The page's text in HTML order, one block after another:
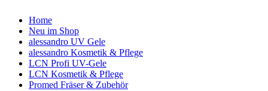
Home
Neu im Shop
alessandro UV Gele
alessandro Kosmetik & Pflege
LCN Profi UV-Gele
LCN Kosmetik & Pflege
Promed Fräser & Zubehör